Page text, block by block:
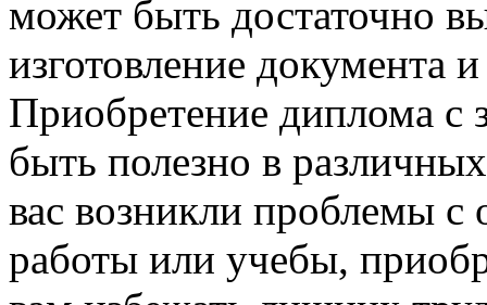
может быть достаточно
изготовление документа
Приобретение диплома с
быть полезно в
вас возникли проблемы
работы или учебы,